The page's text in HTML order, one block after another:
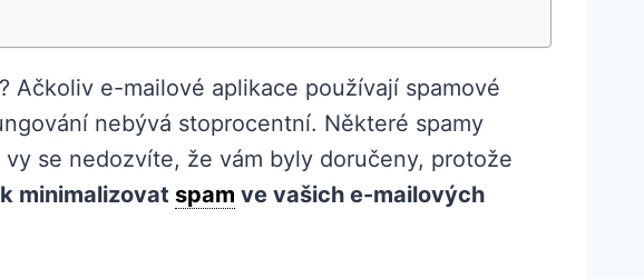
? Ačkoliv e-mailové aplikace používají spamové
nebývá stoprocentní. Některé spamy
se nedozvíte, že vám byly doručeny, protože
minimalizovat spam ve vašich e-mailových